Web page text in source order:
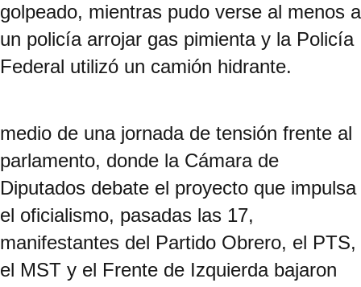
golpeado, mientras pudo verse al menos a
un policía arrojar gas pimienta y la Policía
Federal utilizó un camión hidrante.
medio de una jornada de tensión frente al
parlamento, donde la Cámara de
Diputados debate el proyecto que impulsa
el oficialismo, pasadas las 17,
manifestantes del Partido Obrero, el PTS,
el MST y el Frente de Izquierda bajaron